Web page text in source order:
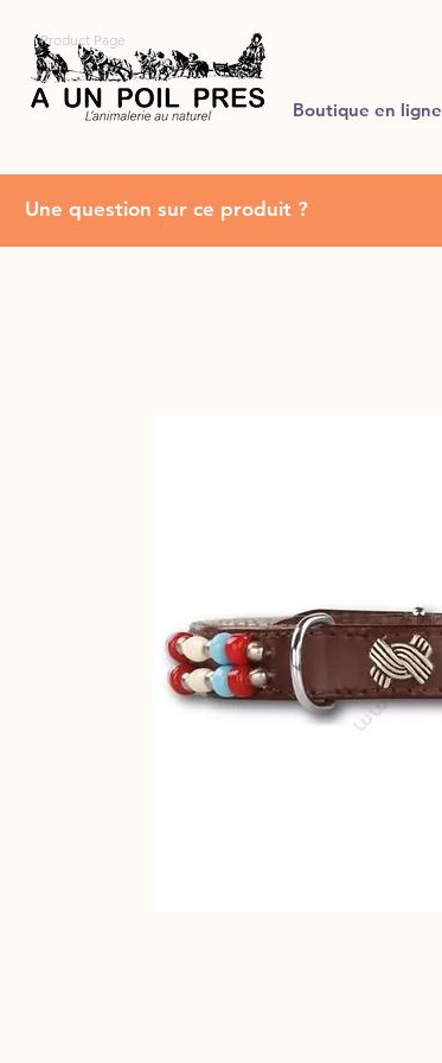
Boutique en ligne
Product Page
Une question sur ce produit ?